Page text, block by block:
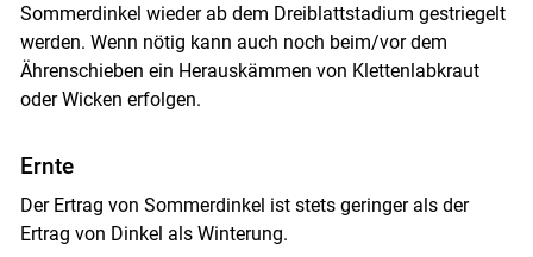
Sommerdinkel wieder ab dem Dreiblattstadium gestriegelt
werden. Wenn nötig kann auch noch beim/vor dem
Ährenschieben ein Herauskämmen von Klettenlabkraut
oder Wicken erfolgen.
Ernte
Der Ertrag von Sommerdinkel ist stets geringer als der
Ertrag von Dinkel als Winterung.